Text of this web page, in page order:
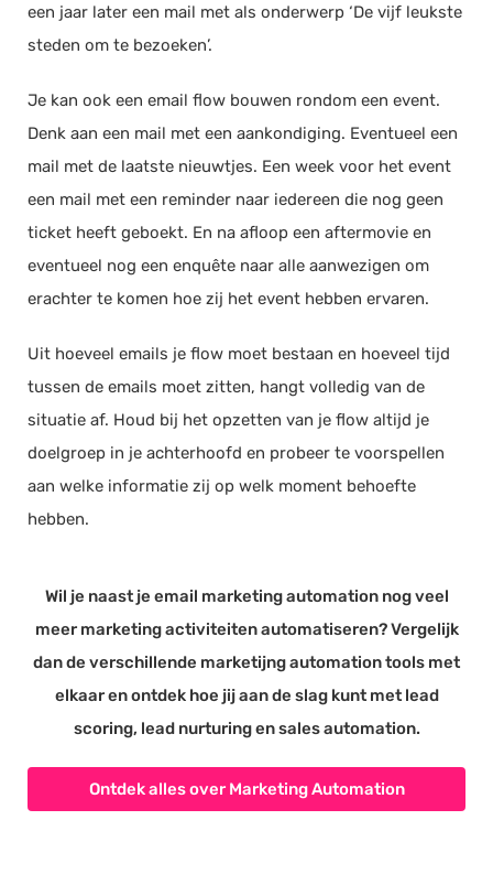
een jaar later een mail met als onderwerp ‘De vijf leukste
steden om te bezoeken’.
Je kan ook een email flow bouwen rondom een event.
Denk aan een mail met een aankondiging. Eventueel een
mail met de laatste nieuwtjes. Een week voor het event
een mail met een reminder naar iedereen die nog geen
ticket heeft geboekt. En na afloop een aftermovie en
eventueel nog een enquête naar alle aanwezigen om
erachter te komen hoe zij het event hebben ervaren.
Uit hoeveel emails je flow moet bestaan en hoeveel tijd
tussen de emails moet zitten, hangt volledig van de
situatie af. Houd bij het opzetten van je flow altijd je
doelgroep in je achterhoofd en probeer te voorspellen
aan welke informatie zij op welk moment behoefte
hebben.
Wil je naast je email marketing automation nog veel
meer marketing activiteiten automatiseren? Vergelijk
dan de verschillende marketijng automation tools met
elkaar en ontdek hoe jij aan de slag kunt met lead
scoring, lead nurturing en sales automation.
Ontdek alles over Marketing Automation